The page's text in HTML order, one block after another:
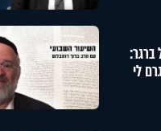
ברגר:
לי